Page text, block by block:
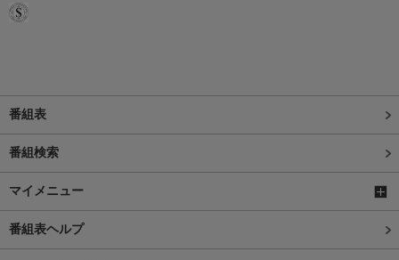
番組表
番組検索
マイメニュー
番組表ヘルプ